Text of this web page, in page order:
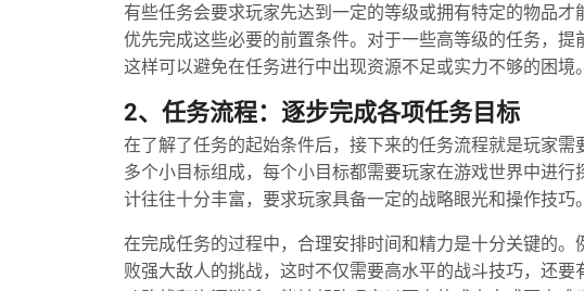
有些任务会要求玩家先达到一定的等级或拥有特定的物品才
优先完成这些必要的前置条件。对于一些高等级的任务，提
这样可以避免在任务进行中出现资源不足或实力不够的困境。
2、任务流程：逐步完成各项任务目标
在了解了任务的起始条件后，接下来的任务流程就是玩家
多个小目标组成，每个小目标都需要玩家在游戏世界中进
计往往十分丰富，要求玩家具备一定的战略眼光和操作技巧。
在完成任务的过程中，合理安排时间和精力是十分关键的
败强大敌人的挑战，这时不仅需要高水平的战斗技巧，还